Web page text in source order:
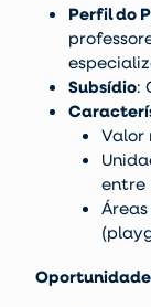
Perfil do
Subsídio:
Valor
entre